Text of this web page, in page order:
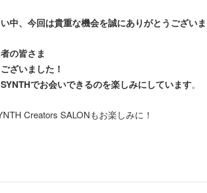
中、今回は貴重な機会を誠にありがとうございま
の皆さま
ざいました！
でお会いできるのを楽しみにしています。
Creators SALONもお楽しみに！